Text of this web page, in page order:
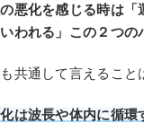
悪化を感じる時は
われる」この２つの
共通して言えること
は波長や体内に循